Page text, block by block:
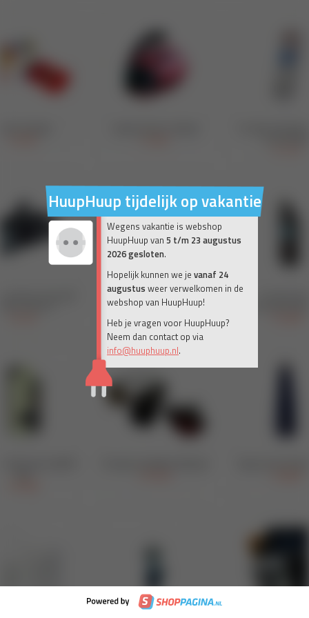
HuupHuup tijdelijk op vakantie
Wegens vakantie is webshop
HuupHuup van 5 t/m 23 augustus
2026 gesloten.
Hopelijk kunnen we je vanaf 24
augustus weer verwelkomen in de
webshop van HuupHuup!
Heb je vragen voor HuupHuup?
Neem dan contact op via
info@huuphuup.nl.